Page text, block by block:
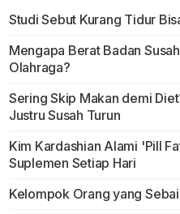
Studi Sebut Kurang Tidur
Mengapa Berat Badan
Olahraga?
Sering Skip Makan demi
Justru Susah Turun
Kim Kardashian Alami 'Pill
Suplemen Setiap Hari
Kelompok Orang yang